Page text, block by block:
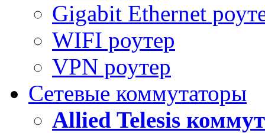
Gigabit Ethernet
WIFI роутер
VPN роутер
Сетевые коммутаторы
Allied Telesis